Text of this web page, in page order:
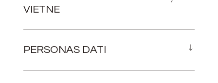
VIETNE
PERSONAS DATI